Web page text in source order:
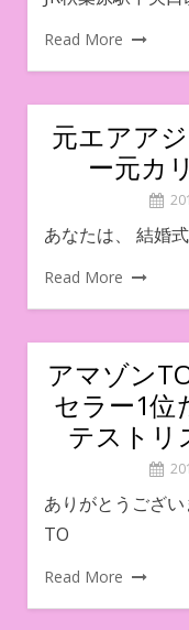
Read More
元エアア
ー元カ
あなたは、 結婚
Read More
アマゾン
セラー1位
テストリ
ありがとうござ
TO
Read More